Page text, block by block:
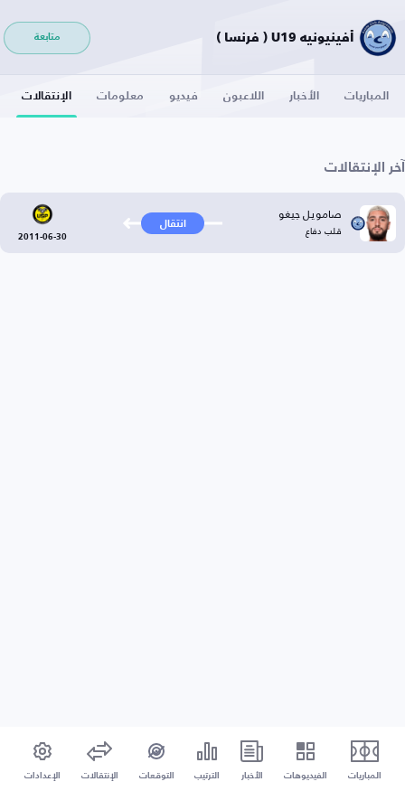
أفينيونيه U19 ( فرنسا ) متابعة
المباريات الأخبار اللاعبون فيديو معلومات الإنتقالات
آخر الإنتقالات
صامويل جيغو
قلب دفاع انتقال
2011-06-30
المباريات الفيديوهات الأخبار الترتيب التوقعات الإنتقالات الإعدادات